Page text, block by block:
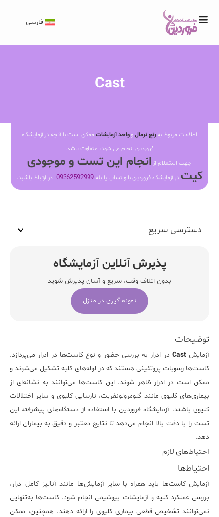
فارسی
Cast
اطلاعات مربوط بهرنج نرمالو واحد آزمایشات ممکن است با آنچه در آزمایشگاه
فروردین انجام می شود، متفاوت باشد.
جهت استعلام از انجام این تست و موجودی
کیت در آزمایشگاه فروردین با واتساپ یا بله09362592999 در ارتباط باشید.
توضیحات
آزمایشCast در ادرار به بررسی حضور و نوع کاست‌ها در ادرار می‌پردازد.
کاست‌ها رسوبات پروتئینی هستند که در لوله‌های کلیه تشکیل می‌شوند و
ممکن است در ادرار ظاهر شوند. این کاست‌ها می‌توانند به نشانه‌ای از
بیماری‌های کلیوی مانند گلومرولونفریت، نارسایی کلیوی و سایر اختلالات
کلیوی باشند. آزمایشگاه فروردین با استفاده از دستگاه‌های پیشرفته این
تست را با دقت بالا انجام می‌دهد تا نتایج معتبر و دقیق به بیماران ارائه
دهد.
احتیاط‌های لازم
احتیاط‌ها
آزمایش کاست‌ها باید همراه با سایر آزمایش‌ها مانند آنالیز کامل ادرار،
بررسی عملکرد کلیه و آزمایشات بیوشیمی انجام شود. کاست‌ها به‌تنهایی
نمی‌توانند تشخیص قطعی بیماری کلیوی را ارائه دهند. همچنین، ممکن
دسترسی سریع
پذیرش آنلاین آزمایشگاه
بدون اتلاف وقت، سریع و آسان پذیرش شوید
نمونه گیری در منزل